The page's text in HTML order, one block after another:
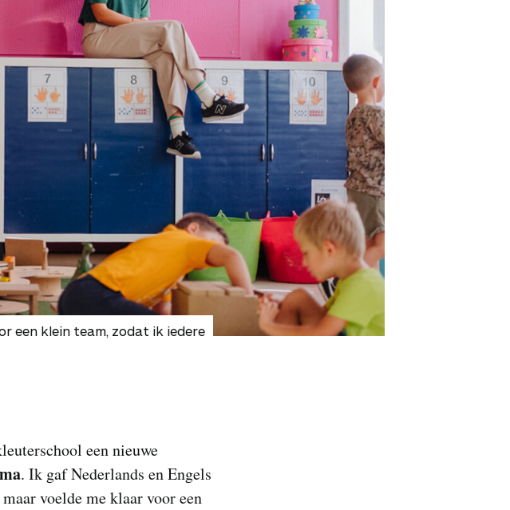
een klein team, zodat ik iedere
een nieuwe
. Ik gaf Nederlands en Engels
voelde me klaar voor een